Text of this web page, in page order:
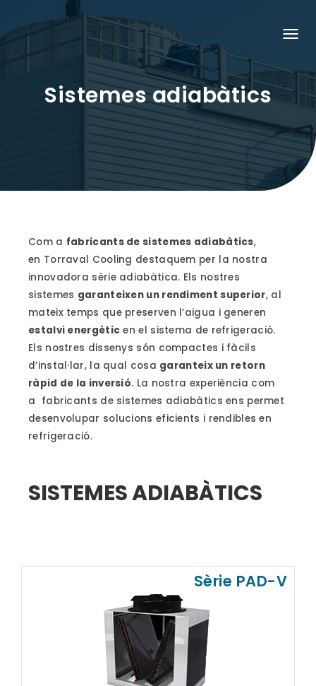
V
N
G
A
Sistemes adiabàtics
Com a fabricants de sistemes adiabàtics,
en Torraval Cooling destaquem per la nostra
innovadora sèrie adiabàtica. Els nostres
sistemes garanteixen un rendiment superior, al
mateix temps que preserven l’aigua i generen
estalvi energètic en el sistema de refrigeració.
Els nostres dissenys són compactes i fàcils
d’instal·lar, la qual cosa garanteix un retorn
ràpid de la inversió. La nostra experiència com
a fabricants de sistemes adiabàtics ens permet
desenvolupar solucions eficients i rendibles en
refrigeració.
SISTEMES ADIABÀTICS
Sèrie PAD-V